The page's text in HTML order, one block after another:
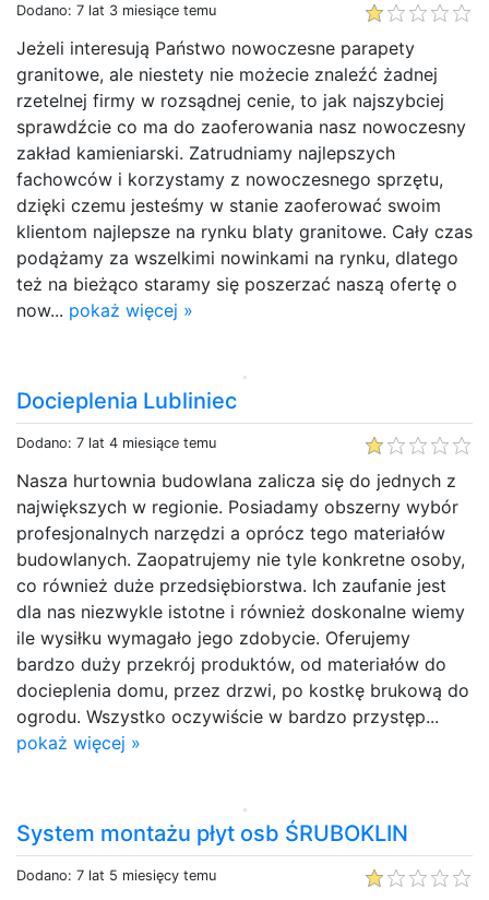
Dodano: 7 lat 3 miesiące temu
Jeżeli interesują Państwo nowoczesne parapety
granitowe, ale niestety nie możecie znaleźć żadnej
rzetelnej firmy w rozsądnej cenie, to jak najszybciej
sprawdźcie co ma do zaoferowania nasz nowoczesny
zakład kamieniarski. Zatrudniamy najlepszych
fachowców i korzystamy z nowoczesnego sprzętu,
dzięki czemu jesteśmy w stanie zaoferować swoim
klientom najlepsze na rynku blaty granitowe. Cały czas
podążamy za wszelkimi nowinkami na rynku, dlatego
też na bieżąco staramy się poszerzać naszą ofertę o
now... pokaż więcej »
Docieplenia Lubliniec
Dodano: 7 lat 4 miesiące temu
Nasza hurtownia budowlana zalicza się do jednych z
największych w regionie. Posiadamy obszerny wybór
profesjonalnych narzędzi a oprócz tego materiałów
budowlanych. Zaopatrujemy nie tyle konkretne osoby,
co również duże przedsiębiorstwa. Ich zaufanie jest
dla nas niezwykle istotne i również doskonalne wiemy
ile wysiłku wymagało jego zdobycie. Oferujemy
bardzo duży przekrój produktów, od materiałów do
docieplenia domu, przez drzwi, po kostkę brukową do
ogrodu. Wszystko oczywiście w bardzo przystęp...
pokaż więcej »
System montażu płyt osb ŚRUBOKLIN
Dodano: 7 lat 5 miesięcy temu